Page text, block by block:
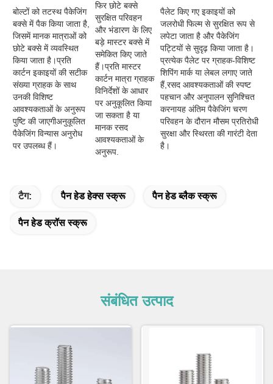
बोल्टों को तटस्थ पैकेजिंग
बक्से में पैक किया जाता है,
जिसमें मानक मात्राओं को
छोटे बक्से में व्यवस्थित
किया जाता है।प्रति
कार्टन इकाइयों की सटीक
संख्या ग्राहक के साथ
उनकी विशिष्ट
आवश्यकताओं के अनुरूप
पुष्टि की जाएगीअनुकूलित
पैकेजिंग विन्यास अनुरोध
पर उपलब्ध हैं।
फिर छोटे बक्से
सुरक्षित परिवहन
और भंडारण के लिए
बड़े मास्टर बक्से में
समेकित किए जाते
हैं।प्रति मास्टर
कार्टन मात्रा ग्राहक
विनिर्देशों के आधार
पर अनुकूलित किया
जा सकता है या
मानक रसद
आवश्यकताओं के
अनुरूप.
पैलेट किए गए इकाइयों को
जलरोधी फिल्म से सुरक्षित रूप से
लपेटा जाता है और पैकेजिंग
पट्टियों से सुदृढ़ किया जाता है।
प्रत्येक पैलेट पर ग्राहक-विशिष्ट
शिपिंग मार्क या लेबल लगाए जाते
हैं,रसद आवश्यकताओं की स्पष्ट
पहचान और अनुपालन सुनिश्चित
करनायह अंतिम पैकेजिंग चरण
परिवहन के दौरान मौसम प्रतिरोधी
सुरक्षा और स्थिरता की गारंटी देता
है।
टैग: पैन हेड हेक्स स्क्रू पैन हेड ब्लैक स्क्रू
पैन हेड क्रॉस स्क्रू
संबंधित उत्पाद